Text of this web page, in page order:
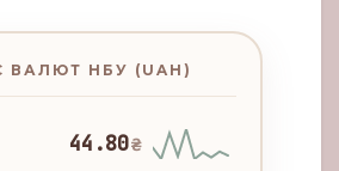
ВАЛЮТ НБУ (UAH)
44.80₴